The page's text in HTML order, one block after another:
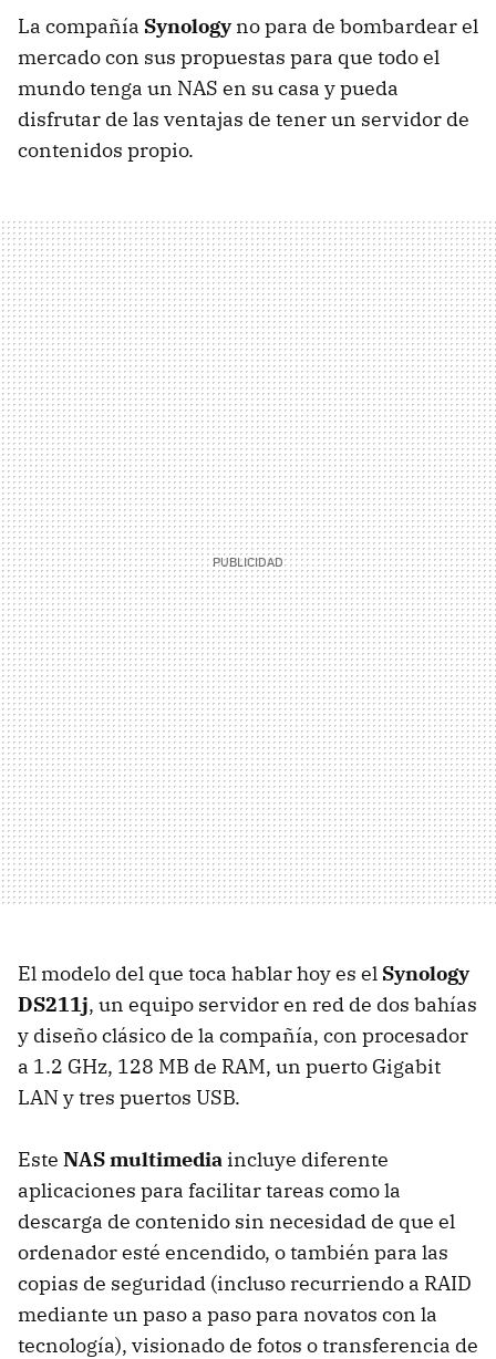
La compañía Synologyno para de bombardear el
mercado con sus propuestas para que todo el
mundo tenga un NAS en su casa y pueda
disfrutar de las ventajas de tener un servidor de
contenidos propio.
El modelo del que toca hablar hoy es el Synology
DS211j, un equipo servidor en red de dos bahías
y diseño clásico de la compañía, con procesador
a 1.2 GHz, 128 MB de RAM, un puerto Gigabit
LANy tres puertos USB.
Este NASmultimedia incluye diferente
aplicaciones para facilitar tareas como la
descarga de contenido sin necesidad de que el
ordenador esté encendido, o también para las
copias de seguridad (incluso recurriendo a RAID
mediante un paso a paso para novatos con la
tecnología), visionado de fotos o transferencia de